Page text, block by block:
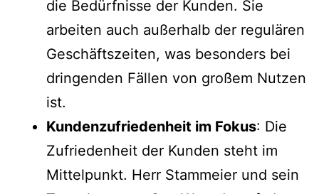
die Bedürfnisse der Kunden. Sie
arbeiten auch außerhalb der regulären
Geschäftszeiten, was besonders bei
dringenden Fällen von großem Nutzen
ist.
Kundenzufriedenheit im Fokus: Die
Zufriedenheit der Kunden steht im
Mittelpunkt. Herr Stammeier und sein